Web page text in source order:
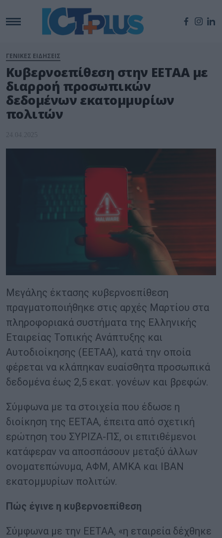
ΓΕΝΙΚΕΣ ΕΙΔΗΣΕΙΣ
Kυβερνοεπίθεση στην ΕΕΤΑΑ με
διαρροή προσωπικών
δεδομένων εκατομμυρίων
πολιτών
24.04.2025
Μεγάλης έκτασης κυβερνοεπίθεση
πραγματοποιήθηκε στις αρχές Μαρτίου στα
πληροφοριακά συστήματα της Ελληνικής
Εταιρείας Τοπικής Ανάπτυξης και
Αυτοδιοίκησης (ΕΕΤΑΑ), κατά την οποία
φέρεται να κλάπηκαν ευαίσθητα προσωπικά
δεδομένα έως 2,5 εκατ. γονέων και βρεφών.
Σύμφωνα με τα στοιχεία που έδωσε η
διοίκηση της ΕΕΤΑΑ, έπειτα από σχετική
ερώτηση του ΣΥΡΙΖΑ-ΠΣ, οι επιτιθέμενοι
κατάφεραν να αποσπάσουν μεταξύ άλλων
ονοματεπώνυμα, ΑΦΜ, ΑΜΚΑ και IBAN
εκατομμυρίων πολιτών.
Πώς έγινε η κυβερνοεπίθεση
Σύμφωνα με την ΕΕΤΑΑ, «η εταιρεία δέχθηκε